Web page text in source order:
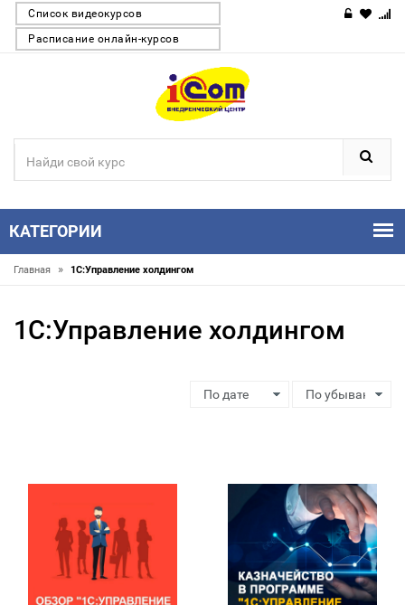
Список видеокурсов
Расписание онлайн-курсов
КАТЕГОРИИ
Главная » 1С:Управление холдингом
1С:Управление холдингом